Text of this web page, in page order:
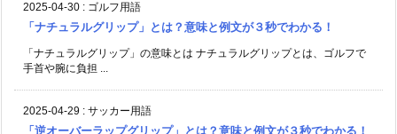
2025-04-30 : ゴルフ用語
「ナチュラルグリップ」とは？意味と例文が３秒でわかる！
「ナチュラルグリップ」の意味とは ナチュラルグリップとは、ゴルフで
手首や腕に負担 ...
2025-04-29 : サッカー用語
「逆オーバーラップグリップ」とは？意味と例文が３秒でわかる！